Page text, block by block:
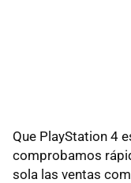
Que PlayStation 4
comprobamos
sola las ventas